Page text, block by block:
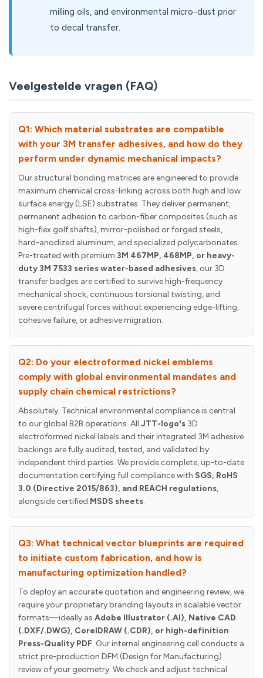
milling oils, and environmental micro-dust prior
to decal transfer.
Veelgestelde vragen (FAQ)
Q1: Which material substrates are compatible
with your 3M transfer adhesives, and how do they
perform under dynamic mechanical impacts?
Our structural bonding matrices are engineered to provide
maximum chemical cross-linking across both high and low
surface energy (LSE) substrates. They deliver permanent,
permanent adhesion to carbon-fiber composites (such as
high-flex golf shafts), mirror-polished or forged steels,
hard-anodized aluminum, and specialized polycarbonates.
Pre-treated with premium 3M 467MP, 468MP, or heavy-
duty 3M 7533 series water-based adhesives, our 3D
transfer badges are certified to survive high-frequency
mechanical shock, continuous torsional twisting, and
severe centrifugal forces without experiencing edge-lifting,
cohesive failure, or adhesive migration.
Q2: Do your electroformed nickel emblems
comply with global environmental mandates and
supply chain chemical restrictions?
Absolutely. Technical environmental compliance is central
to our global B2B operations. All JTT-logo's 3D
electroformed nickel labels and their integrated 3M adhesive
backings are fully audited, tested, and validated by
independent third parties. We provide complete, up-to-date
documentation certifying full compliance with SGS, RoHS
3.0 (Directive 2015/863), and REACH regulations,
alongside certified MSDS sheets.
Q3: What technical vector blueprints are required
to initiate custom fabrication, and how is
manufacturing optimization handled?
To deploy an accurate quotation and engineering review, we
require your proprietary branding layouts in scalable vector
formats—ideally as Adobe Illustrator (.AI), Native CAD
(.DXF/.DWG), CorelDRAW (.CDR), or high-definition
Press-Quality PDF. Our internal engineering cell conducts a
strict pre-production DFM (Design for Manufacturing)
review of your geometry. We check and adjust technical